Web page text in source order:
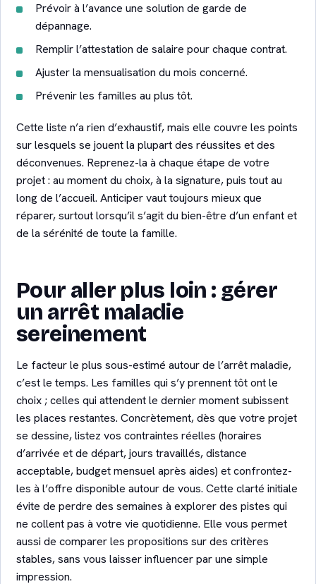
Prévoir à l’avance une solution de garde de
dépannage.
Remplir l’attestation de salaire pour chaque contrat.
Ajuster la mensualisation du mois concerné.
Prévenir les familles au plus tôt.
Cette liste n’a rien d’exhaustif, mais elle couvre les points
sur lesquels se jouent la plupart des réussites et des
déconvenues. Reprenez-la à chaque étape de votre
projet : au moment du choix, à la signature, puis tout au
long de l’accueil. Anticiper vaut toujours mieux que
réparer, surtout lorsqu’il s’agit du bien-être d’un enfant et
de la sérénité de toute la famille.
Pour aller plus loin : gérer
un arrêt maladie
sereinement
Le facteur le plus sous-estimé autour de l’arrêt maladie,
c’est le temps. Les familles qui s’y prennent tôt ont le
choix ; celles qui attendent le dernier moment subissent
les places restantes. Concrètement, dès que votre projet
se dessine, listez vos contraintes réelles (horaires
d’arrivée et de départ, jours travaillés, distance
acceptable, budget mensuel après aides) et confrontez-
les à l’offre disponible autour de vous. Cette clarté initiale
évite de perdre des semaines à explorer des pistes qui
ne collent pas à votre vie quotidienne. Elle vous permet
aussi de comparer les propositions sur des critères
stables, sans vous laisser influencer par une simple
impression.